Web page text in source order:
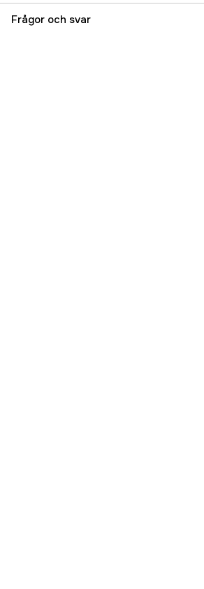
Referensnummer
Frågor och svar